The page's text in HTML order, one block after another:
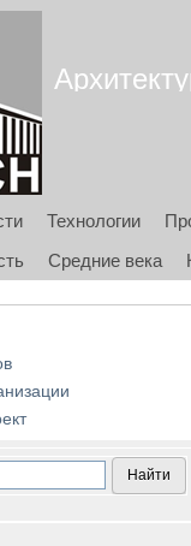
Технологии
Средние века